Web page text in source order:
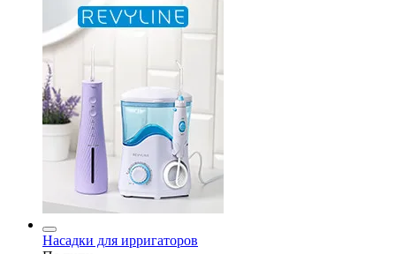
Насадки для ирригаторов